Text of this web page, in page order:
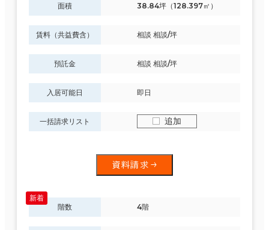
面積 38.84坪（128.397㎡）
賃料（共益費含） 相談 相談/坪
預託金 相談 相談/坪
入居可能日 即日
一括請求リスト 追加
資料請求
階数 4階
この条件で検索する